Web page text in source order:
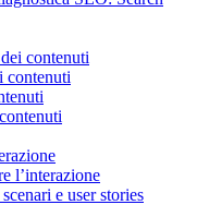
contenuti
contenuti
l’interazione
e user stories